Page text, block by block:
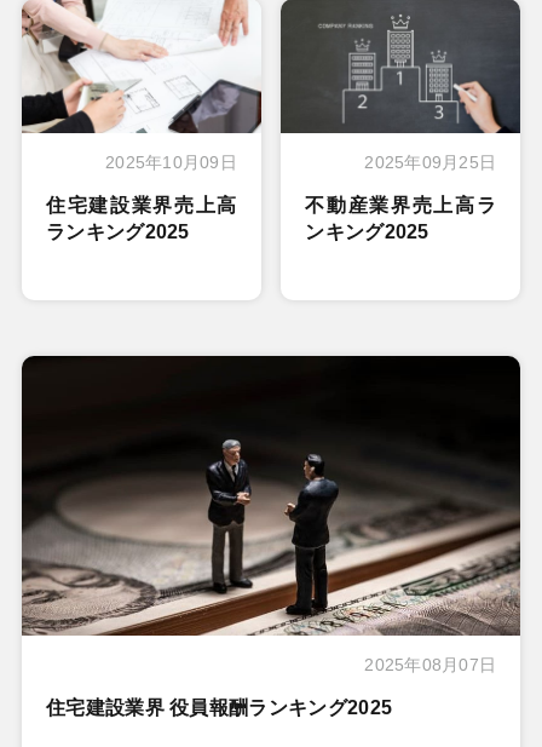
2025年10月09日
住宅建設業界売上高
ランキング2025
2025年09月25日
不動産業界売上高ラ
ンキング2025
2025年08月07日
住宅建設業界 役員報酬ランキング2025